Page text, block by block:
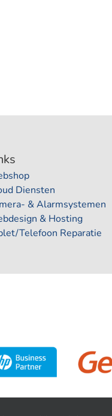
Diensten
& Alarmsystemen
& Hosting
Telefoon Reparatie